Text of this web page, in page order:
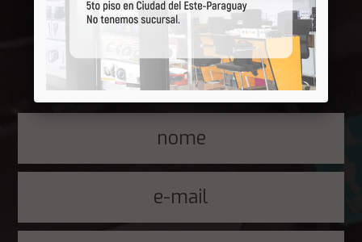
Receba por primeiro
nossas ofertas